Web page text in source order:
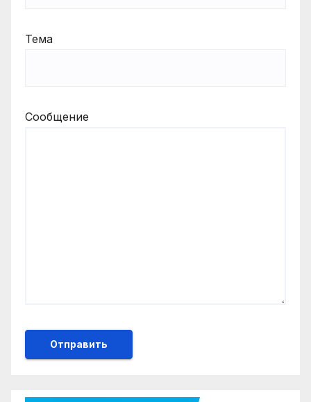
Тема
Сообщение